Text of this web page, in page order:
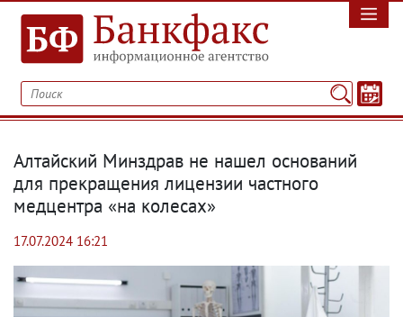
Алтайский Минздрав не нашел оснований
для прекращения лицензии частного
медцентра «на колесах»
17.07.2024 16:21